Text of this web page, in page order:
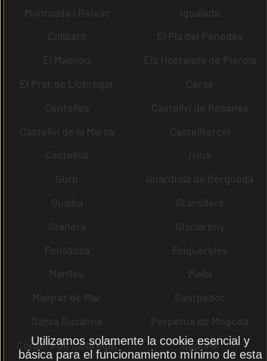
Montcada i Reixac
Igualada
Collbató
El Pla del Penedès
El Masnou
Els Hostalets de Pierola
El Prat de Llobregat
Cercs
Centelles
Castellví de Rosanes
Castellví de la Marca
Castellterçol
Castellolí
rrius
Gurb
Guardiola de Berguedà
Gualba
Granollers
Granera
Gisclareny
Fonollosa
Folgueroles
Manlleu
Malla
Malgrat de Mar
Santpedor
Santa Susanna
Perpètua de Mogoda
Corbera de Llobregat
Copons
Utilizamos solamente la cookie esencial y
básica para el funcionamiento mínimo de esta